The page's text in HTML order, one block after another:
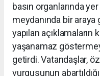
basın organlarında
meydanında bir araya
yapılan
yaşanamaz
getirdi. Vatandaşlar,
vurgusunun